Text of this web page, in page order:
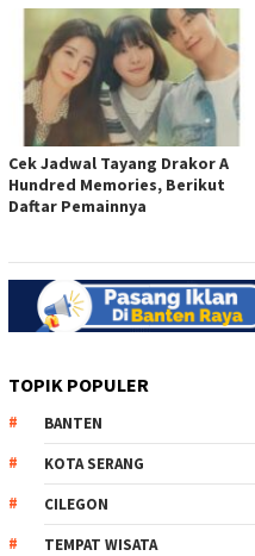
Cek Jadwal Tayang Drakor A
Hundred Memories, Berikut
Daftar Pemainnya
TOPIK POPULER
BANTEN
KOTA SERANG
CILEGON
TEMPAT WISATA